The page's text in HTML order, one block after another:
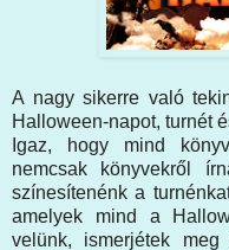
A nagy sikerre való
Halloween-napot, turnét
Igaz, hogy mind
nemcsak könyvekről
színesítenénk a
amelyek mind a
velünk, ismerjétek